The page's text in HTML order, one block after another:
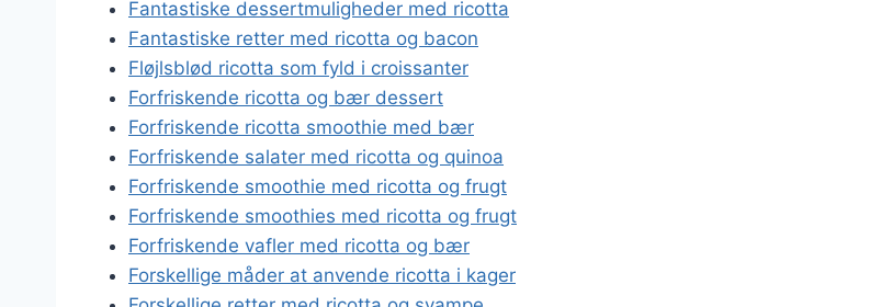
Fantastiske dessertmuligheder med ricotta
Fantastiske retter med ricotta og bacon
Fløjlsblød ricotta som fyld i croissanter
Forfriskende ricotta og bær dessert
Forfriskende ricotta smoothie med bær
Forfriskende salater med ricotta og quinoa
Forfriskende smoothie med ricotta og frugt
Forfriskende smoothies med ricotta og frugt
Forfriskende vafler med ricotta og bær
Forskellige måder at anvende ricotta i kager